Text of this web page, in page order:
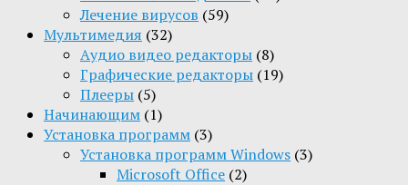
Лечение вирусов (59)
Мультимедия (32)
Aудио видео редакторы (8)
Графические редакторы (19)
Плееры (5)
Начинающим (1)
Установка программ (3)
Установка программ Windows (3)
Microsoft Office (2)